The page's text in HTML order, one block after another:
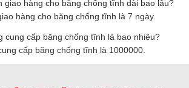
giao hàng cho băng chống tĩnh dài bao lâu?
hàng cho băng chống tĩnh là 7 ngày.
cung cấp băng chống tĩnh là bao nhiêu?
cấp băng chống tĩnh là 1000000.